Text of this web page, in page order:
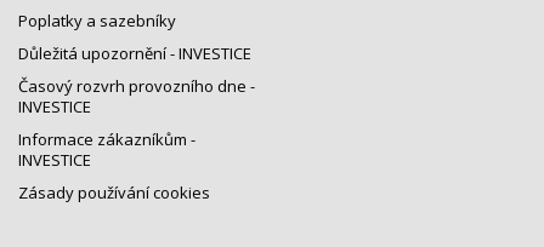
Poplatky a sazebníky
Důležitá upozornění - INVESTICE
Časový rozvrh provozního dne -
INVESTICE
Informace zákazníkům -
INVESTICE
Zásady používání cookies